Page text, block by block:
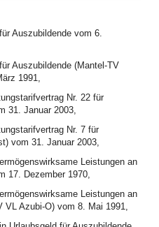
Auszubildende vom 6.
Auszubildende (Mantel-TV
1991,
Nr. 22 für
31. Januar 2003,
Nr. 7 für
vom 31. Januar 2003,
Leistungen an
17. Dezember 1970,
Leistungen an
VL Azubi-O) vom 8. Mai 1991,